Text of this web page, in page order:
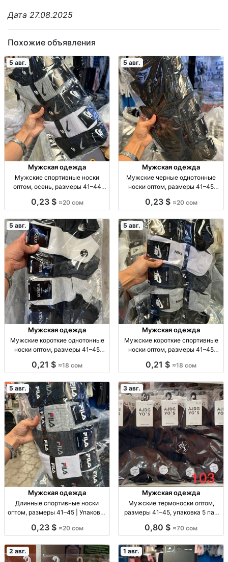
Дата 27.08.2025
Похожие объявления
5 авг.
Мужская одежда
Мужские спортивные носки
оптом, осень, размеры 41–44
44, уп. 10 шт., опт.
0,23 $ ≈20 сом
5 авг.
Мужская одежда
Мужские черные однотонные
носки оптом, размеры 41–45
41–45, уп. 10 пар, опт.
0,23 $ ≈20 сом
5 авг.
Мужская одежда
Мужские короткие однотонные
носки оптом, размеры 41–45
р 41–45, опт: 18 сом/пара, компл.
0,21 $ ≈18 сом
5 авг.
Мужская одежда
Мужские короткие спортивные
носки оптом, размеры 41–45
уп. 10 шт. — 180 сом
0,21 $ ≈18 сом
5 авг.
Мужская одежда
Длинные спортивные носки
оптом, размеры 41–45 | Упаковка
45, уп. 10 шт., 20 сом/уп.
0,23 $ ≈20 сом
3 авг.
Мужская одежда
Мужские термоноски оптом,
размеры 41–45, упаковка 5 пар
5 шт., опт.
0,80 $ ≈70 сом
2 авг. 1 авг.